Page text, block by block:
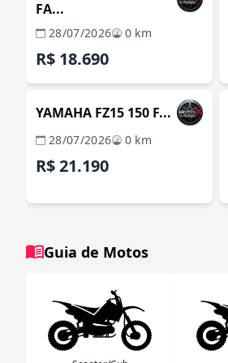
FA...
28/07/2026 0 km
R$ 18.690
REVENDA VERIFICADA
YAMAHA FZ15 150 F...
28/07/2026 0 km
R$ 21.190
Guia de Motos